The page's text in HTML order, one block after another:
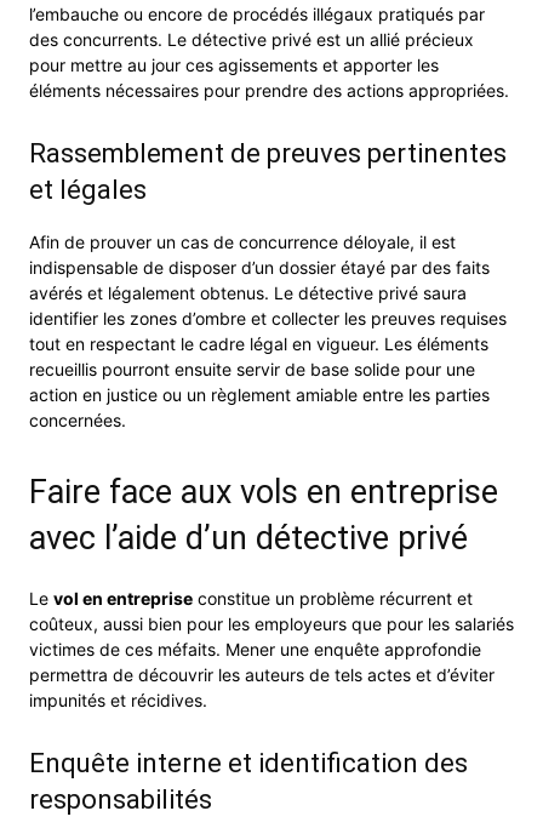
l’embauche ou encore de procédés illégaux pratiqués par
des concurrents. Le détective privé est un allié précieux
pour mettre au jour ces agissements et apporter les
éléments nécessaires pour prendre des actions appropriées.
Rassemblement de preuves pertinentes
et légales
Afin de prouver un cas de concurrence déloyale, il est
indispensable de disposer d’un dossier étayé par des faits
avérés et légalement obtenus. Le détective privé saura
identifier les zones d’ombre et collecter les preuves requises
tout en respectant le cadre légal en vigueur. Les éléments
recueillis pourront ensuite servir de base solide pour une
action en justice ou un règlement amiable entre les parties
concernées.
Faire face aux vols en entreprise
avec l’aide d’un détective privé
Le vol en entreprise constitue un problème récurrent et
coûteux, aussi bien pour les employeurs que pour les salariés
victimes de ces méfaits. Mener une enquête approfondie
permettra de découvrir les auteurs de tels actes et d’éviter
impunités et récidives.
Enquête interne et identification des
responsabilités